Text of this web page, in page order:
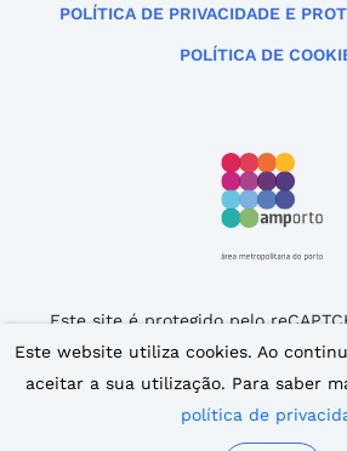
POLÍTICA DE PRIVACIDADE E
POLÍTICA DE
Este site é protegido pelo
Política de Privacidade
e os
Google.
© 2007 – 2026 iPorto. Todos os
Este website utiliza cookies. Ao
aceitar a sua utilização. Para saber
política de